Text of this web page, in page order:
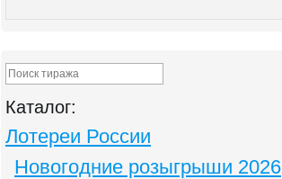
Каталог:
Лотереи России
Новогодние розыгрыши 2026